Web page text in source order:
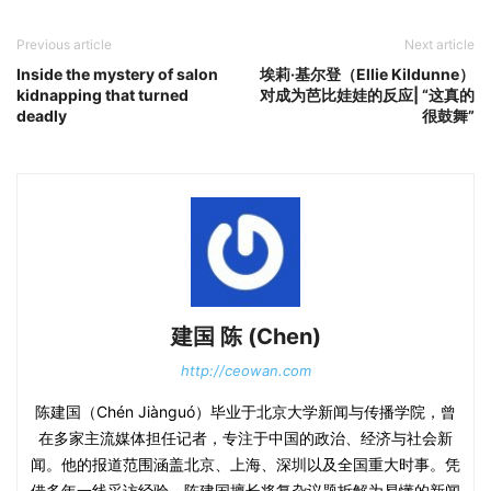
Previous article
Inside the mystery of salon
kidnapping that turned
deadly
Next article
埃莉·基尔登（Ellie Kildunne）
对成为芭比娃娃的反应| “这真的
很鼓舞”
建国 陈 (Chen)
http://ceowan.com
陈建国（Chén Jiànguó）毕业于北京大学新闻与传播学院，曾
在多家主流媒体担任记者，专注于中国的政治、经济与社会新
闻。他的报道范围涵盖北京、上海、深圳以及全国重大时事。凭